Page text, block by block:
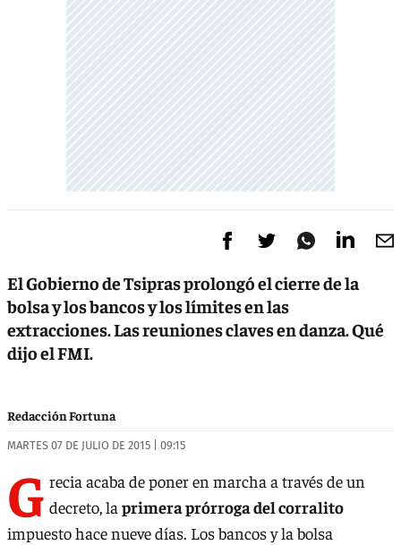
El Gobierno de Tsipras prolongó el cierre de la
bolsa y los bancos y los límites en las
extracciones. Las reuniones claves en danza. Qué
dijo el FMI.
Redacción Fortuna
MARTES 07 DE JULIO DE 2015 | 09:15
G recia acaba de poner en marcha a través de un
decreto, la primera prórroga del corralito
impuesto hace nueve días. Los bancos y la bolsa